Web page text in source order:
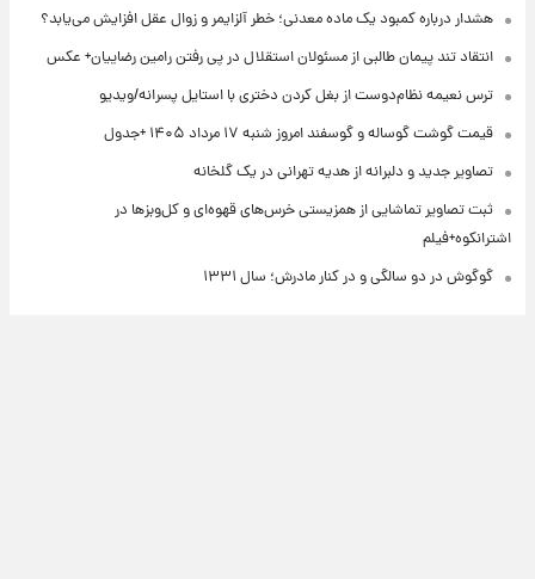
هشدار درباره کمبود یک ماده معدنی؛ خطر آلزایمر و زوال عقل افزایش می‌یابد؟
انتقاد تند پیمان طالبی از مسئولان استقلال در پی رفتن رامین رضاییان+ عکس
ترس نعیمه نظام‌دوست از بغل کردن دختری با استایل پسرانه/ویدیو
قیمت گوشت گوساله و گوسفند امروز شنبه ۱۷ مرداد ۱۴۰۵ +جدول
تصاویر جدید و دلبرانه از هدیه تهرانی در یک گلخانه
ثبت تصاویر تماشایی از همزیستی خرس‌های قهوه‌ای و کل‌وبزها در
اشترانکوه+فیلم
گوگوش در دو سالگی و در کنار مادرش؛ سال ۱۳۳۱